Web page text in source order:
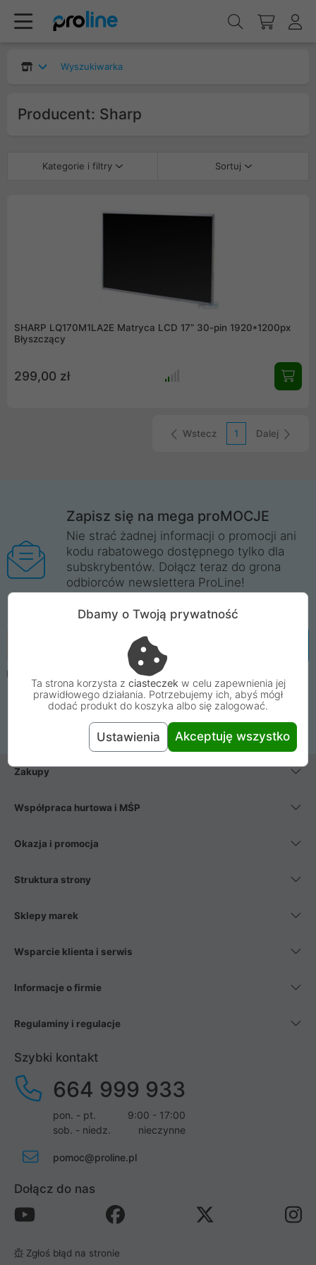
Wyszukiwarka
Producent: Sharp
Kategorie i filtry Sortuj
SHARP LQ170M1LA2E Matryca LCD 17” 30-pin 1920*1200px
Błyszczący
299,00 zł
Wstecz 1 Dalej
Zapisz się na mega proMOCJE
Nie strać żadnej informacji o promocji ani
kodu rabatowego dostępnego tylko dla
subskrybentów. Dołącz teraz do grona
odbiorców newslettera ProLine!
Oświadczam, że mam ukończone 16 lat. Wyrażam zgodę na
zapisanie mnie do Newslettera Proline i przetwarzanie mojego
adresu e-mail w celu wysyłki wiadomości. Zapoznałem się i
Zakupy
Współpraca hurtowa i MŚP
Okazja i promocja
Struktura strony
Sklepy marek
Wsparcie klienta i serwis
Informacje o firmie
Regulaminy i regulacje
Szybki kontakt
664 999 933
pon. - pt.
9:00 - 17:00
sob. - niedz.
nieczynne
pomoc@proline.pl
Dołącz do nas
Zgłoś błąd na stronie
Dbamy o Twoją prywatność
Ta strona korzysta z ciasteczek w celu zapewnienia jej
prawidłowego działania. Potrzebujemy ich, abyś mógł
dodać produkt do koszyka albo się zalogować.
Ustawienia Akceptuję wszystko